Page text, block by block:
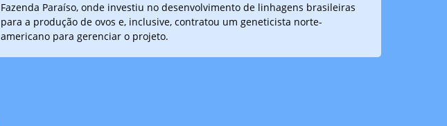
Fazenda Paraíso, onde investiu no desenvolvimento de linhagens brasileiras
para a produção de ovos e, inclusive, contratou um geneticista norte-
americano para gerenciar o projeto.